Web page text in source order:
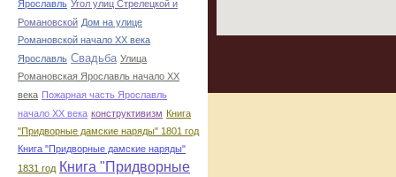
Ярославль Угол улиц Стрелецкой и
Романовской Дом на улице
Романовской начало ХХ века
Ярославль Свадьба Улица
Романовская Ярославль начало ХХ
века Пожарная часть Ярославль
начало ХХ века конструктивизм Книга
"Придворные дамские наряды" 1801 год
Книга "Придворные дамские наряды"
1831 год Книга "Придворные